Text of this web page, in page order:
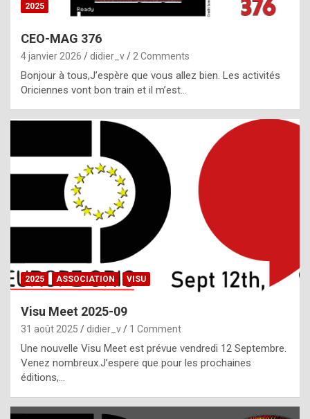
p
e
c
i
l
,
g
h
t
f
2025
CEO-MAG 376
4 janvier 2026 didier_v 2 Comments
Bonjour à tous,J’espère que vous allez bien. Les activités
Oriciennes vont bon train et il m’est…
2025 ASSOCIATION VISU
Visu Meet 2025-09
31 août 2025 didier_v 1 Comment
Une nouvelle Visu Meet est prévue vendredi 12 Septembre.
Venez nombreux.J’espere que pour les prochaines
éditions,…